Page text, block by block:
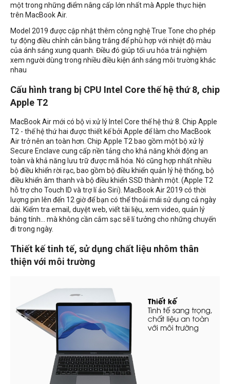
một trong những điểm nâng cấp lớn nhất mà Apple thực hiện
trên MacBook Air.
Model 2019 được cập nhật thêm công nghệ True Tone cho phép
tự động điều chỉnh cân bằng trắng để phù hợp với nhiệt độ màu
của ánh sáng xung quanh. Điều đó giúp tối ưu hóa trải nghiệm
xem người dùng trong nhiều điều kiện ánh sáng môi trường khác
nhau
Cấu hình trang bị CPU Intel Core thế hệ thứ 8, chip
Apple T2
MacBook Air mới có bộ vi xử lý Intel Core thế hệ thứ 8. Chip Apple
T2 - thế hệ thứ hai được thiết kế bởi Apple để làm cho MacBook
Air trở nên an toàn hơn. Chip Apple T2 bao gồm một bộ xử lý
Secure Enclave cung cấp nền tảng cho khả năng khởi động an
toàn và khả năng lưu trữ được mã hóa. Nó cũng hợp nhất nhiều
bộ điều khiển rời rạc, bao gồm bộ điều khiển quản lý hệ thống, bộ
điều khiển âm thanh và bộ điều khiển SSD thành một. (Apple T2
hỗ trợ cho Touch ID và trợ lí ảo Siri). MacBook Air 2019 có thời
lượng pin lên đến 12 giờ để bạn có thể thoải mái sử dụng cả ngày
dài. Kiểm tra email, duyệt web, viết tài liệu, xem video, quản lý
bảng tính... mà không cần cắm sạc sẽ lí tưởng cho những chuyến
đi trong ngày.
Thiết kế tinh tế, sử dụng chất liệu nhôm thân
thiện với môi trường